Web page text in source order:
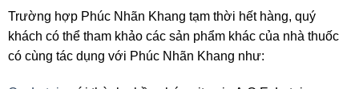
Trường hợp Phúc Nhãn Khang tạm thời hết hàng, quý
khách có thể tham khảo các sản phẩm khác của nhà thuốc
có cùng tác dụng với Phúc Nhãn Khang như: